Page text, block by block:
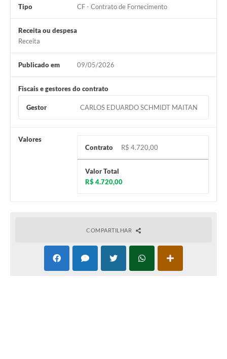
Tipo CF - Contrato de Fornecimento
Receita ou despesa
Receita
Publicado em 09/05/2026
Fiscais e gestores do contrato
Gestor CARLOS EDUARDO SCHMIDT MAITAN
Valores
Contrato
R$ 4.720,00
Valor Total
R$ 4.720,00
COMPARTILHAR